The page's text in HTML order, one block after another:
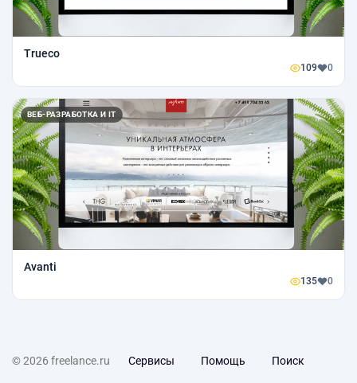
Trueco
109 0
ВЕБ-РАЗРАБОТКА И IT
Avanti
135 0
© 2026 freelance.ru Сервисы Помощь Поиск